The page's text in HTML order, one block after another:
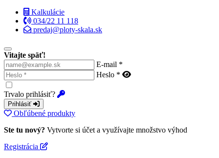
Kalkulácie
034/22 11 118
predaj@ploty-skala.sk
Vitajte späť!
E-mail *
Heslo *
Trvalo prihlásiť?
Prihlásiť
Obľúbené produkty
Ste tu nový? Vytvorte si účet a využívajte množstvo výhod
Registrácia